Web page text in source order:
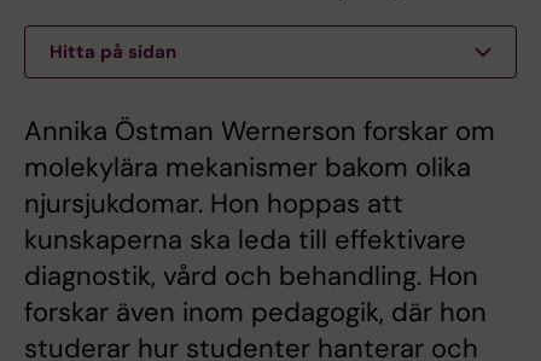
Hitta på sidan
Annika Östman Wernerson forskar om
molekylära mekanismer bakom olika
njursjukdomar. Hon hoppas att
kunskaperna ska leda till effektivare
diagnostik, vård och behandling. Hon
forskar även inom pedagogik, där hon
studerar hur studenter hanterar och